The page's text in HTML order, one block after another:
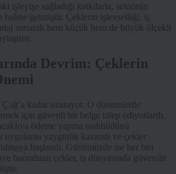
işleyişe sağladığı katkılarla, sektörün
haline gelmiştir. Çeklerin işlevselliği, iş
sunarak hem küçük hem de büyük ölçekli
Devrim: Çeklerin
kadar uzanıyor. O dönemlerde
için güvenli bir belge talep ediyorlardı.
ödeme yapma taahhüdünü
yaygınlık kazandı ve çekler
başlandı. Günümüzde ise her biri
barındıran çekler, iş dünyasında güvenilir